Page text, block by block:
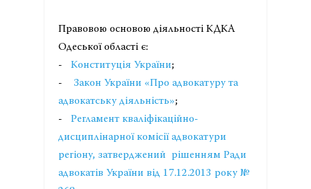
Правовою основою діяльності КДКА
Одеської області є:
- Конституція України;
- Закон України «Про адвокатуру та
адвокатську діяльність»;
- Регламент кваліфікаційно-
дисциплінарної комісії адвокатури
регіону, затверджений рішенням Ради
адвокатів України від 17.12.2013 року №